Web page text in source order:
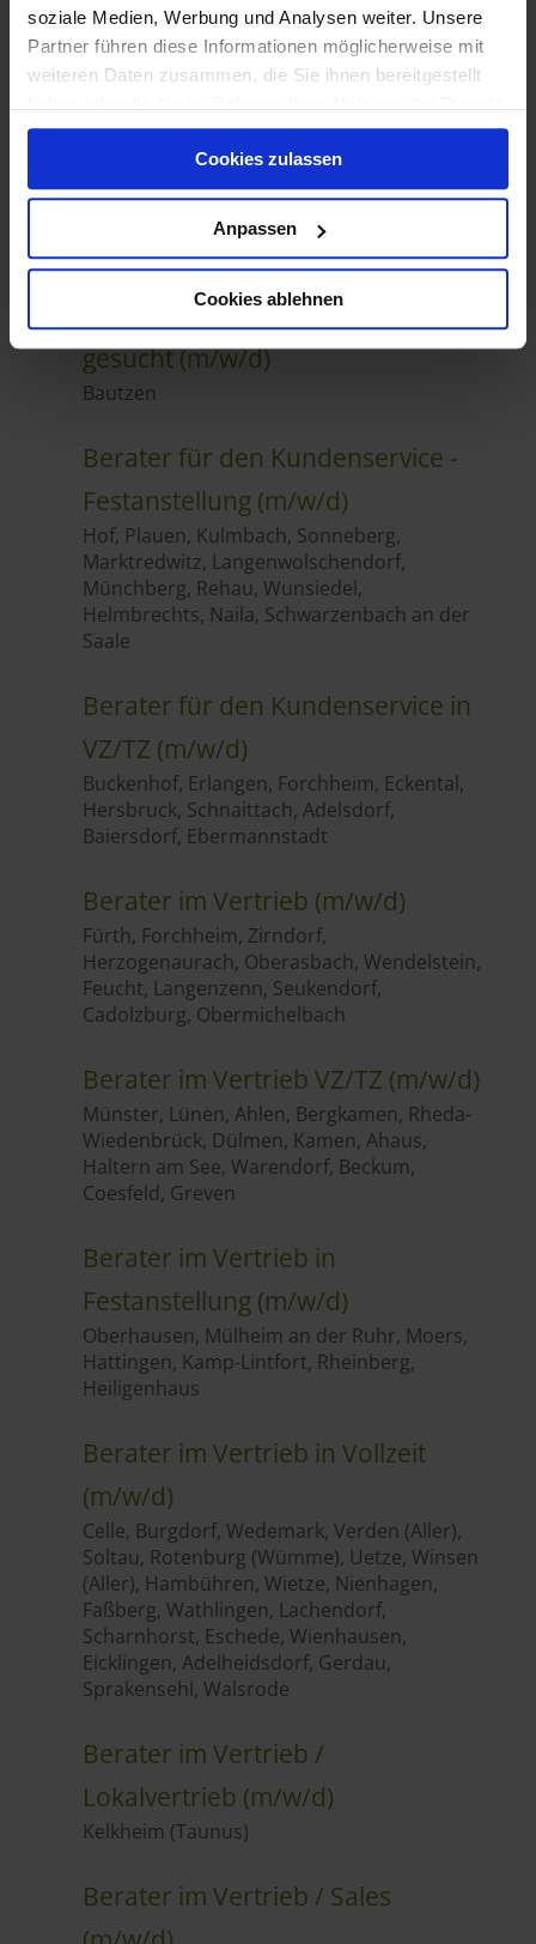
soziale Medien, Werbung und Analysen weiter. Unsere
Partner führen diese Informationen möglicherweise mit
weiteren Daten zusammen, die Sie ihnen bereitgestellt
gesammelt haben.
Cookies zulassen
Anpassen
Cookies ablehnen